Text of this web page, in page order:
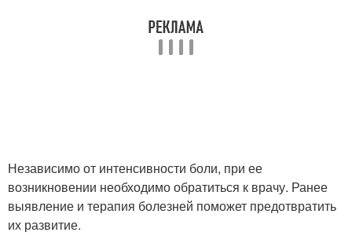
Независимо от интенсивности боли, при ее
возникновении необходимо обратиться к врачу. Ранее
выявление и терапия болезней поможет предотвратить
их развитие.